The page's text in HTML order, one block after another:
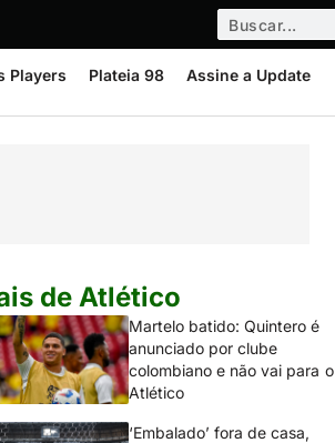
Players Plateia 98 Assine a Update
de Atlético
Martelo batido: Quintero é
anunciado por clube
colombiano e não vai para o
Atlético
‘Embalado’ fora de casa,